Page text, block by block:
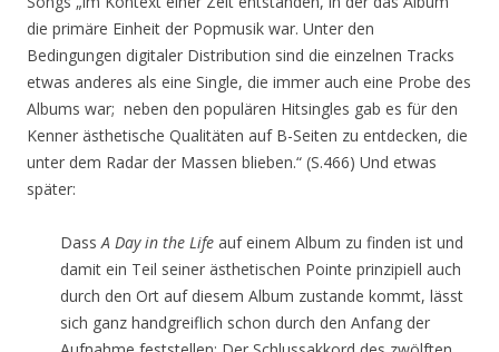
die primäre Einheit der Popmusik war. Unter den
Bedingungen digitaler Distribution sind die einzelnen Tracks
etwas anderes als eine Single, die immer auch eine Probe des
Albums war; neben den populären Hitsingles gab es für den
Kenner ästhetische Qualitäten auf B-Seiten zu entdecken, die
unter dem Radar der Massen blieben.“ (S.466) Und etwas
später:
DassA Day in the Life auf einem Album zu finden ist und
damit ein Teil seiner ästhetischen Pointe prinzipiell auch
durch den Ort auf diesem Album zustande kommt, lässt
sich ganz handgreiflich schon durch den Anfang der